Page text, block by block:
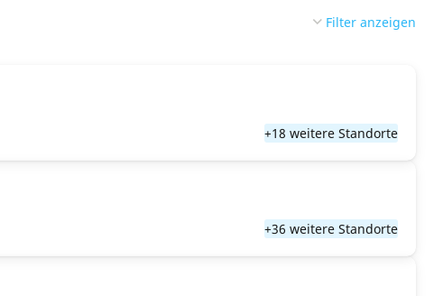
Filter anzeigen
+18 weitere Standorte
+36 weitere Standorte